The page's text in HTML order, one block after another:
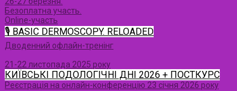
Безоплатна участь.
Online-участь
🎙 BASIC DERMOSCOPY. RELOADED
Дводенний офлайн-тренінг
21-22 листопада 2025 року
КИЇВСЬКІ ПОДОЛОГІЧНІ ДНІ 2026 + ПОСТКУРС
Реєстрація на онлайн-конференцію 23 січня 2026 року